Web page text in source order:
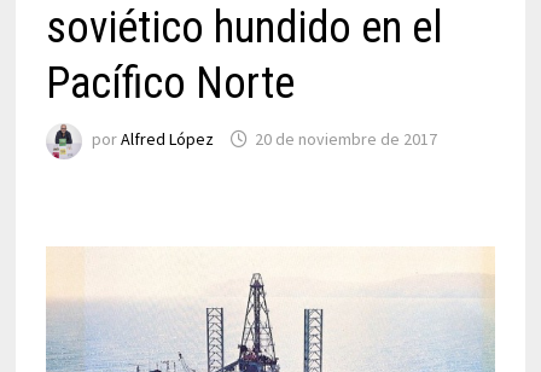
soviético hundido en el
Pacífico Norte
porAlfred López 20 de noviembre de 2017